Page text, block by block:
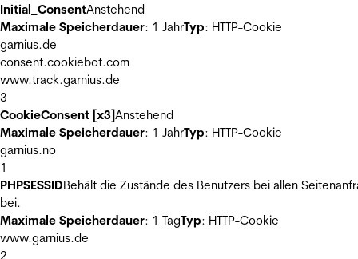
Initial_ConsentAnstehend
Maximale Speicherdauer: 1 JahrTyp: HTTP-Cookie
garnius.de
consent.cookiebot.com
www.track.garnius.de
3
CookieConsent [x3]Anstehend
Maximale Speicherdauer: 1 JahrTyp: HTTP-Cookie
garnius.no
1
PHPSESSIDBehält die Zustände des Benutzers bei allen
bei.
Maximale Speicherdauer: 1 TagTyp: HTTP-Cookie
www.garnius.de
2